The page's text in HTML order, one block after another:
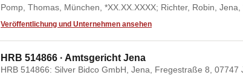
Pomp, Thomas, München, *XX.XX.XXXX; Richter, Robin, Jena,
Veröffentlichung und Unternehmen ansehen
HRB 514866 · Amtsgericht Jena
HRB 514866: Silver Bidco GmbH, Jena, Fregestraße 8, 07747